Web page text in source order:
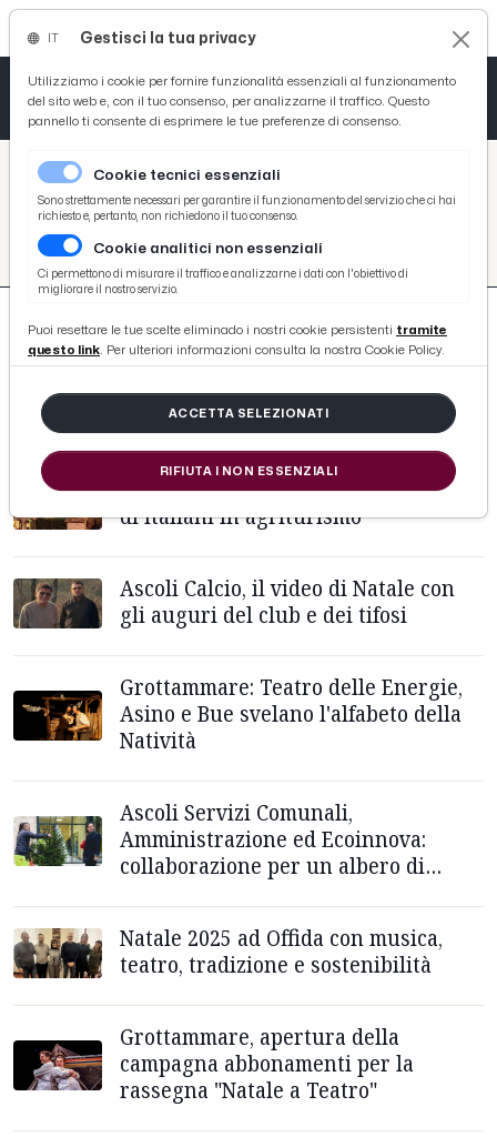
/ Picenotime
/ #natale
#NATALE
240 ARTICOLI
Coldiretti: Natale 2025, oltre 2 milioni
di italiani in agriturismo
Ascoli Calcio, il video di Natale con
gli auguri del club e dei tifosi
Grottammare: Teatro delle Energie,
Asino e Bue svelano l'alfabeto della
Natività
Ascoli Servizi Comunali,
Amministrazione ed Ecoinnova:
collaborazione per un albero di
Natale 2025 ad Offida con musica,
teatro, tradizione e sostenibilità
Grottammare, apertura della
campagna abbonamenti per la
rassegna "Natale a Teatro"
Gestisci la tua privacy
Utilizziamo i cookie per fornire funzionalità essenziali al funzionamento
del sito web e, con il tuo consenso, per analizzarne il traffico. Questo
pannello ti consente di esprimere le tue preferenze di consenso.
Cookie tecnici essenziali
Sono strettamente necessari per garantire il funzionamento del servizio che ci hai
richiesto e, pertanto, non richiedono il tuo consenso.
Cookie analitici non essenziali
Ci permettono di misurare il traffico e analizzarne i dati con l'obiettivo di
migliorare il nostro servizio.
Puoi resettare le tue scelte eliminado i nostri cookie persistenti tramite
questo link. Per ulteriori informazioni consulta la nostra Cookie Policy.
ACCETTA SELEZIONATI
RIFIUTA I NON ESSENZIALI
Tutto News
Tutto Sport
Basket
Ciclismo
Tutto Curiosità